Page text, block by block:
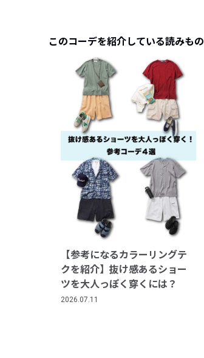
このコーデを紹介している読みもの
【参考になるカラーリングテ
クを紹介】抜け感あるショー
ツを大人っぽく穿くには？
2026.07.11